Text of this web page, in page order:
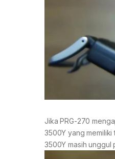
Jika PRG-270
3500Y yang
3500Y masih unggul